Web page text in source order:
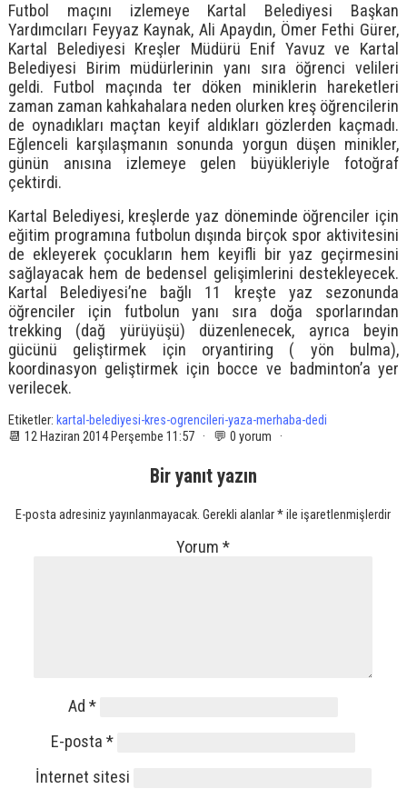
Futbol maçını izlemeye Kartal Belediyesi Başkan
Yardımcıları Feyyaz Kaynak, Ali Apaydın, Ömer Fethi Gürer,
Kartal Belediyesi Kreşler Müdürü Enif Yavuz ve Kartal
Belediyesi Birim müdürlerinin yanı sıra öğrenci velileri
geldi. Futbol maçında ter döken miniklerin hareketleri
zaman zaman kahkahalara neden olurken kreş öğrencilerin
de oynadıkları maçtan keyif aldıkları gözlerden kaçmadı.
Eğlenceli karşılaşmanın sonunda yorgun düşen minikler,
günün anısına izlemeye gelen büyükleriyle fotoğraf
çektirdi.
Kartal Belediyesi, kreşlerde yaz döneminde öğrenciler için
eğitim programına futbolun dışında birçok spor aktivitesini
de ekleyerek çocukların hem keyifli bir yaz geçirmesini
sağlayacak hem de bedensel gelişimlerini destekleyecek.
Kartal Belediyesi’ne bağlı 11 kreşte yaz sezonunda
öğrenciler için futbolun yanı sıra doğa sporlarından
trekking (dağ yürüyüşü) düzenlenecek, ayrıca beyin
gücünü geliştirmek için oryantiring ( yön bulma),
koordinasyon geliştirmek için bocce ve badminton’a yer
verilecek.
Etiketler: kartal-belediyesi-kres-ogrencileri-yaza-merhaba-dedi
📆 12 Haziran 2014 Perşembe 11:57 · 💬 0 yorum ·
Bir yanıt yazın
E-posta adresiniz yayınlanmayacak. Gerekli alanlar*ile işaretlenmişlerdir
Yorum*
Ad*
E-posta*
İnternet sitesi